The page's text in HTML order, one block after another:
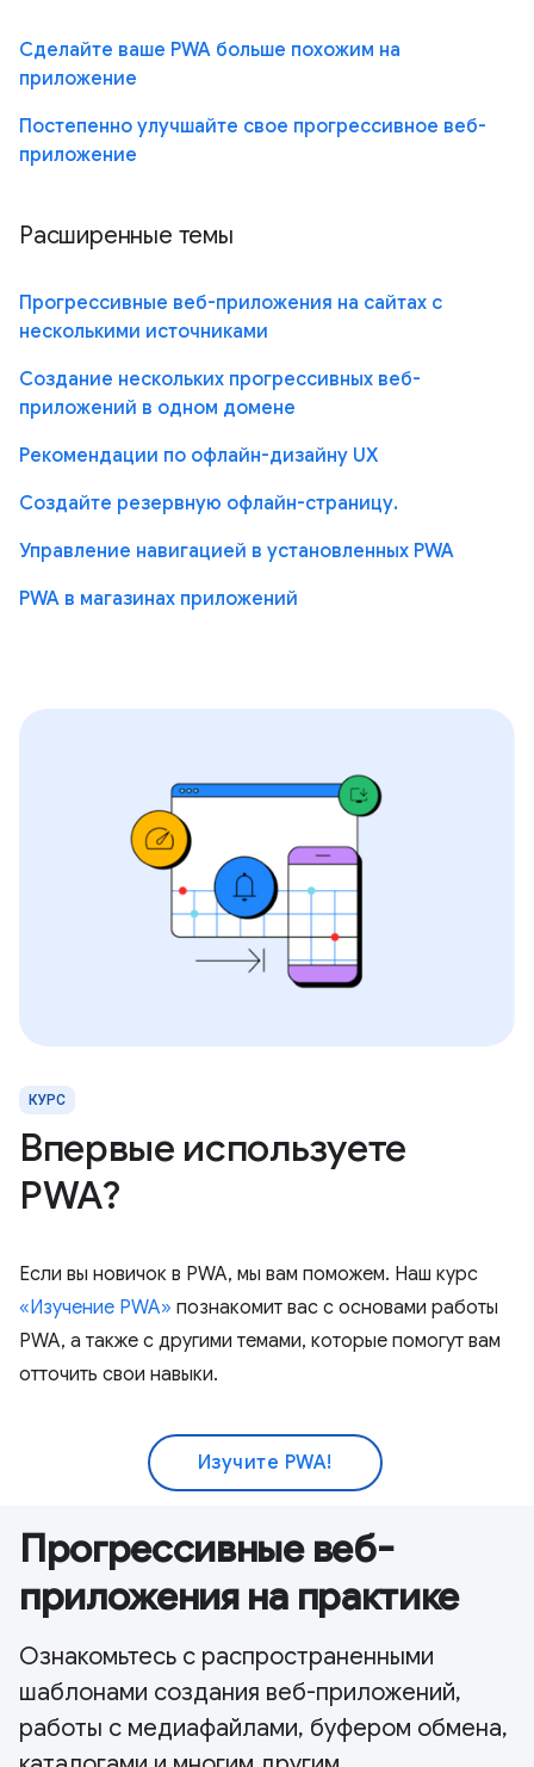
Сделайте ваше PWA больше похожим на
приложение
Постепенно улучшайте свое прогрессивное веб-
приложение
Расширенные темы
Прогрессивные веб-приложения на сайтах с
несколькими источниками
Создание нескольких прогрессивных веб-
приложений в одном домене
Рекомендации по офлайн-дизайну UX
Создайте резервную офлайн-страницу.
Управление навигацией в установленных PWA
PWA в магазинах приложений
КУРС
Впервые используете
PWA?
Если вы новичок в PWA, мы вам поможем. Наш курс
«Изучение PWA» познакомит вас с основами работы
PWA, а также с другими темами, которые помогут вам
отточить свои навыки.
Изучите PWA!
Прогрессивные веб-
приложения на практике
Ознакомьтесь с распространенными
шаблонами создания веб-приложений,
работы с медиафайлами, буфером обмена,